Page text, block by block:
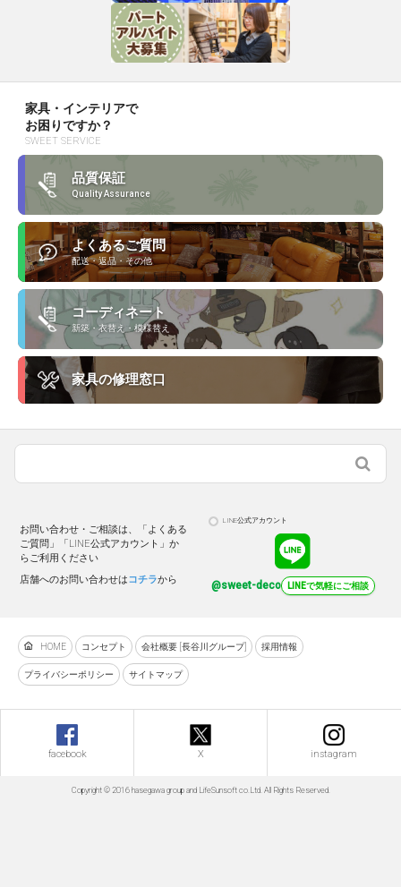
家具・インテリアで
お困りですか？
SWEET SERVICE
品質保証
Quality Assurance
よくあるご質問
配送・返品・その他
コーディネート
新築・衣替え・模様替え
家具の修理窓口
お問い合わせ・ご相談は、「よくある
ご質問」「LINE公式アカウント」か
らご利用ください
店舗へのお問い合わせはコチラから
LINE公式アカウント
@sweet-deco LINEで気軽にご相談
HOME コンセプト 会社概要 [長谷川グループ] 採用情報
プライバシーポリシー サイトマップ
facebook X instagram
Copyright © 2016 hasegawa group and LifeSunsoft co.Ltd. All Rights Reserved.